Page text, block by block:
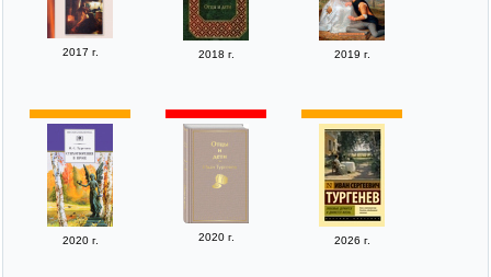
2017 г. 2018 г. 2019 г.
2020 г. 2020 г. 2026 г.